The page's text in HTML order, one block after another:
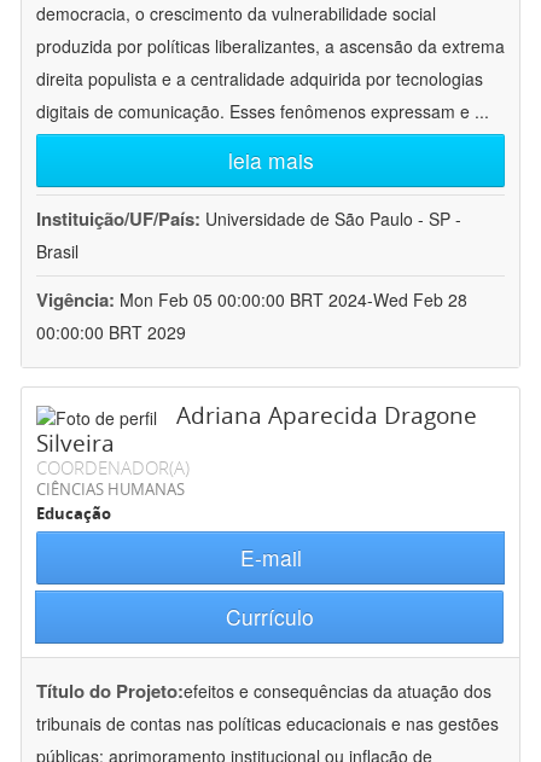
democracia, o crescimento da vulnerabilidade social
produzida por políticas liberalizantes, a ascensão da extrema
direita populista e a centralidade adquirida por tecnologias
digitais de comunicação. Esses fenômenos expressam e ...
leia mais
Instituição/UF/País: Universidade de São Paulo - SP -
Brasil
Vigência: Mon Feb 05 00:00:00 BRT 2024-Wed Feb 28
00:00:00 BRT 2029
Adriana Aparecida Dragone
Silveira
COORDENADOR(A)
CIÊNCIAS HUMANAS
Educação
E-mail
Currículo
Título do Projeto:efeitos e consequências da atuação dos
tribunais de contas nas políticas educacionais e nas gestões
públicas: aprimoramento institucional ou inflação de